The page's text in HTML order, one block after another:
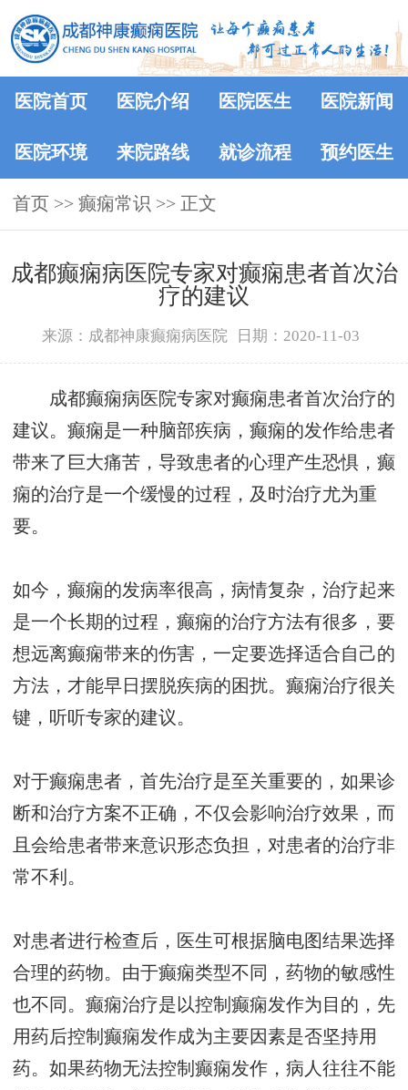
医院首页 医院介绍 医院医生 医院新闻
医院环境 来院路线 就诊流程 预约医生
首页 >> 癫痫常识 >> 正文
成都癫痫病医院专家对癫痫患者首次治
疗的建议
来源：成都神康癫痫病医院 日期：2020-11-03
成都癫痫病医院专家对癫痫患者首次治疗的
建议。癫痫是一种脑部疾病，癫痫的发作给患者
带来了巨大痛苦，导致患者的心理产生恐惧，癫
痫的治疗是一个缓慢的过程，及时治疗尤为重
要。
如今，癫痫的发病率很高，病情复杂，治疗起来
是一个长期的过程，癫痫的治疗方法有很多，要
想远离癫痫带来的伤害，一定要选择适合自己的
方法，才能早日摆脱疾病的困扰。癫痫治疗很关
键，听听专家的建议。
对于癫痫患者，首先治疗是至关重要的，如果诊
断和治疗方案不正确，不仅会影响治疗效果，而
且会给患者带来意识形态负担，对患者的治疗非
常不利。
对患者进行检查后，医生可根据脑电图结果选择
合理的药物。由于癫痫类型不同，药物的敏感性
也不同。癫痫治疗是以控制癫痫发作为目的，先
用药后控制癫痫发作成为主要因素是否坚持用
药。如果药物无法控制癫痫发作，病人往往不能